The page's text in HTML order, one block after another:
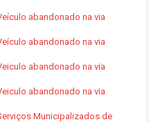
abandonado na via
abandonado na via
abandonado na via
abandonado na via
Municipalizados de